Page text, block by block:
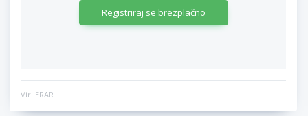
Registriraj se brezplačno
Vir: ERAR